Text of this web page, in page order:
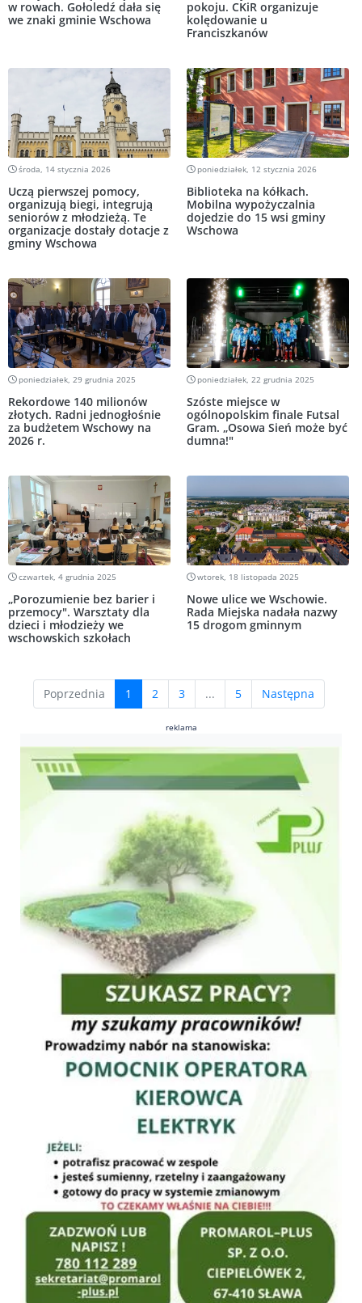
w rowach. Gołoledź dała się
we znaki gminie Wschowa
pokoju. CKiR organizuje
kolędowanie u
Franciszkanów
środa, 14 stycznia 2026
Uczą pierwszej pomocy,
organizują biegi, integrują
seniorów z młodzieżą. Te
organizacje dostały dotacje z
gminy Wschowa
poniedziałek, 12 stycznia 2026
Biblioteka na kółkach.
Mobilna wypożyczalnia
dojedzie do 15 wsi gminy
Wschowa
poniedziałek, 29 grudnia 2025
Rekordowe 140 milionów
złotych. Radni jednogłośnie
za budżetem Wschowy na
2026 r.
poniedziałek, 22 grudnia 2025
Szóste miejsce w
ogólnopolskim finale Futsal
Gram. „Osowa Sień może być
dumna!"
czwartek, 4 grudnia 2025
„Porozumienie bez barier i
przemocy". Warsztaty dla
dzieci i młodzieży we
wschowskich szkołach
wtorek, 18 listopada 2025
Nowe ulice we Wschowie.
Rada Miejska nadała nazwy
15 drogom gminnym
Poprzednia 1 (current)
2 3 ... 5 Następna
reklama